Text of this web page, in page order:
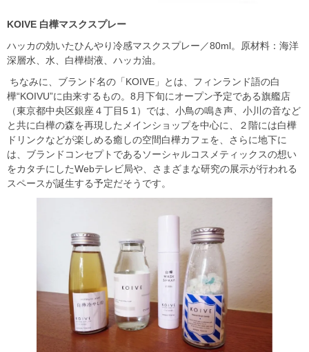
KOIVE 白樺マスクスプレー
ハッカの効いたひんやり冷感マスクスプレー／80ml。原材料：海洋
深層水、水、白樺樹液、ハッカ油。
ちなみに、ブランド名の「KOIVE」とは、フィンランド語の白
樺“KOIVU”に由来するもの。8月下旬にオープン予定である旗艦店
（東京都中央区銀座４丁目5 1）では、小鳥の鳴き声、小川の音など
と共に白樺の森を再現したメインショップを中心に、２階には白樺
ドリンクなどが楽しめる癒しの空間白樺カフェを、さらに地下に
は、ブランドコンセプトであるソーシャルコスメティックスの想い
をカタチにしたWebテレビ局や、さまざまな研究の展示が行われる
スペースが誕生する予定だそうです。